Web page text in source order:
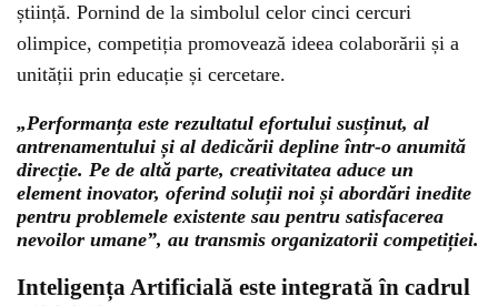
știință. Pornind de la simbolul celor cinci cercuri
olimpice, competiția promovează ideea colaborării și a
unității prin educație și cercetare.
„Performanța este rezultatul efortului susținut, al
antrenamentului și al dedicării depline într-o anumită
direcție. Pe de altă parte, creativitatea aduce un
element inovator, oferind soluții noi și abordări inedite
pentru problemele existente sau pentru satisfacerea
nevoilor umane”, au transmis organizatorii competiției.
Inteligența Artificială este integrată în cadrul